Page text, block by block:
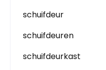
schuifdeur
schuifdeuren
schuifdeurkast